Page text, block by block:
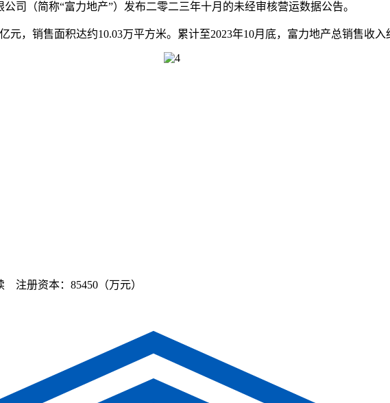
司（简称“富力地产”）发布二零二三年十月的未经审核营运数据公告。
销售面积达约10.03万平方米。累计至2023年10月底，富力地产总销售收入
注册资本：85450（万元）